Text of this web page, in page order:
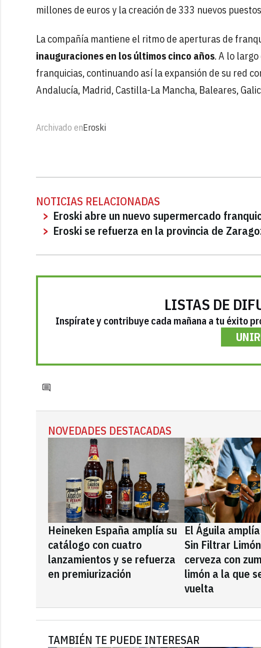
millones de euros y la creación de 333 nuevos
La compañía mantiene el ritmo de aperturas de
inauguraciones en los últimos cinco años. A lo
franquicias, continuando así la expansión de su red
Andalucía, Madrid, Castilla-La Mancha, Baleares,
Archivado enEroski
NOTICIAS RELACIONADAS
Eroski abre un nuevo supermercado
Eroski se refuerza en la provincia de
LISTAS DE
Inspírate y contribuye cada mañana a tu éxito
NOVEDADES DESTACADAS
Heineken España amplía su
catálogo con cuatro
lanzamientos y se refuerza
en premiurización
El Águila
Sin Filtrar
cerveza con
limón a la que
vuelta
TAMBIÉN TE PUEDE INTERESAR